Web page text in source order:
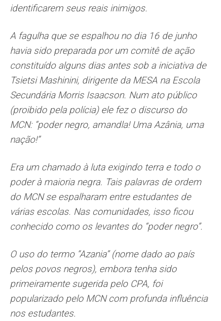
identificarem seus reais inimigos.
A fagulha que se espalhou no dia 16 de junho
havia sido preparada por um comitê de ação
constituído alguns dias antes sob a iniciativa de
Tsietsi Mashinini, dirigente da MESA na Escola
Secundária Morris Isaacson. Num ato público
(proibido pela polícia) ele fez o discurso do
MCN: “poder negro, amandla! Uma Azânia, uma
nação!”
Era um chamado à luta exigindo terra e todo o
poder à maioria negra. Tais palavras de ordem
do MCN se espalharam entre estudantes de
várias escolas. Nas comunidades, isso ficou
conhecido como os levantes do “poder negro”.
O uso do termo “Azania” (nome dado ao país
pelos povos negros), embora tenha sido
primeiramente sugerida pelo CPA, foi
popularizado pelo MCN com profunda influência
nos estudantes.